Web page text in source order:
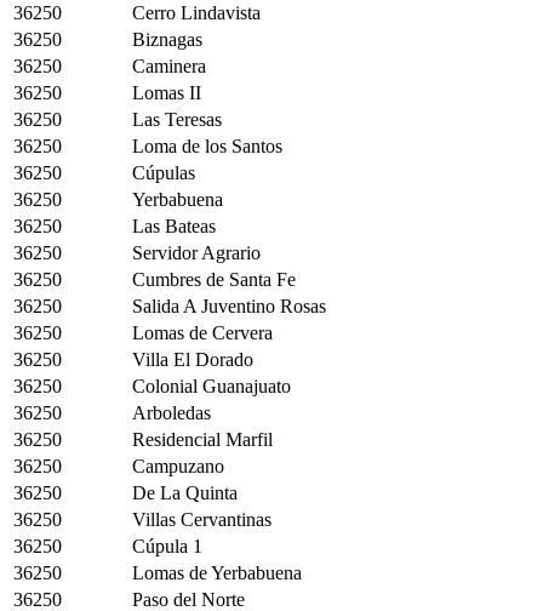
36250
Cerro Lindavista
36250
Biznagas
36250
Caminera
36250
Lomas II
36250
Las Teresas
36250
Loma de los Santos
36250
Cúpulas
36250
Yerbabuena
36250
Las Bateas
36250
Servidor Agrario
36250
Cumbres de Santa Fe
36250
Salida A Juventino Rosas
36250
Lomas de Cervera
36250
Villa El Dorado
36250
Colonial Guanajuato
36250
Arboledas
36250
Residencial Marfil
36250
Campuzano
36250
De La Quinta
36250
Villas Cervantinas
36250
Cúpula 1
36250
Lomas de Yerbabuena
36250
Paso del Norte